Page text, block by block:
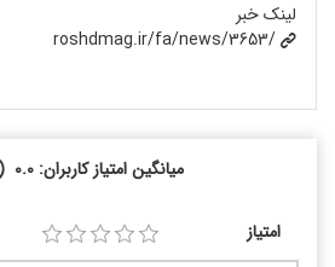
لینک خبر
roshdmag.ir/fa/news/3653/
میانگین امتیاز کاربران: 0.0 (0 رای)
امتیاز